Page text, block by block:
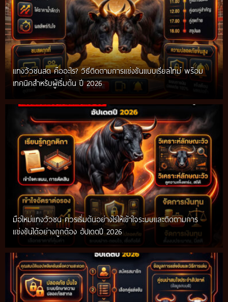
แทงวัวชนสด คืออะไร? วิธีติดตามการแข่งขันแบบเรียลไทม์ พร้อม
เทคนิคสำหรับผู้เริ่มต้น ปี 2026
มือใหม่แทงวัวชน ควรเริ่มต้นอย่างไรให้เข้าใจระบบและติดตามการ
แข่งขันได้อย่างถูกต้อง อัปเดตปี 2026